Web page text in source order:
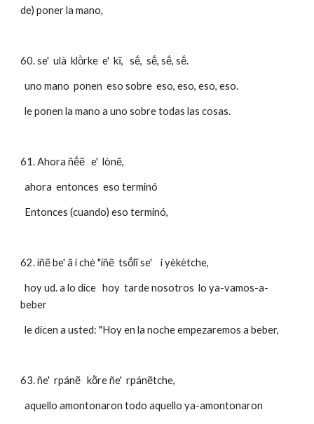
de) poner la mano,
60. se'  ulà  klö̀rke  e'  kĩ,   sẽ́,  sẽ́, sẽ́, sẽ́.
  uno mano  ponen  eso sobre  eso, eso, eso, eso.
  le ponen la mano a uno sobre todas las cosas.
61. Ahora ñẽ́ẽ   e'  lònẽ,
  ahora  entonces  eso terminó
  Entonces (cuando) eso terminó,
62. íñẽ be' ã i chè "íñẽ  tsṍlĩ se'    i yèkètche,
  hoy ud. a lo dice   hoy  tarde nosotros  lo ya-vamos-a-
beber
  le dicen a usted: "Hoy en la noche empezaremos a beber,
63. ñe'  rpánẽ   kõ̀re ñe'  rpánẽtche,
  aquello amontonaron todo aquello ya-amontonaron